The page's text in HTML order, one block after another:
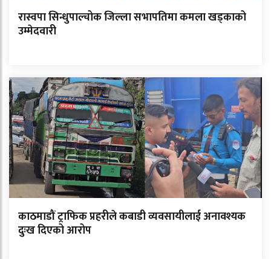
रास्वपा सिन्धुपाल्चोक जिल्ला सभापतिमा कमला खड्काको
उम्मेदवारी
काठमाडौं ट्राफिक प्रहरीले कबाडी व्यवसायीलाई अनावश्यक
दुःख दिएको आरोप